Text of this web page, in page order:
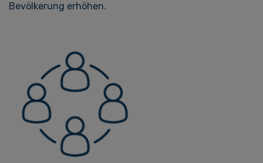
Bevölkerung erhöhen.